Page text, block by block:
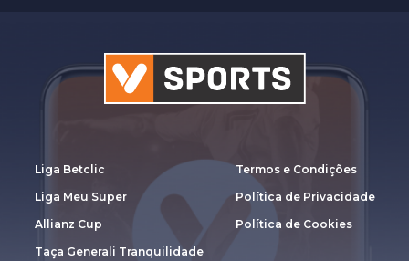
Liga Betclic
Liga Meu Super
Allianz Cup
Taça Generali Tranquilidade
Termos e Condições
Política de Privacidade
Política de Cookies